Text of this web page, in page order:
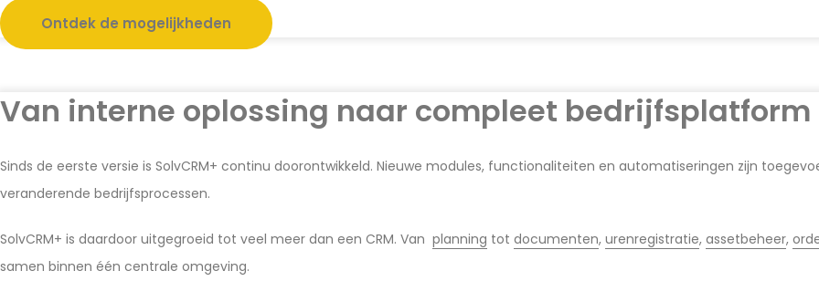
Ontdek de mogelijkheden
Van interne oplossing naar compleet bedrijfsplatform
Sinds de eerste versie is SolvCRM+ continu doorontwikkeld. Nieuwe modules, functionaliteiten en automatiseringen zijn
veranderende bedrijfsprocessen.
SolvCRM+ is daardoor uitgegroeid tot veel meer dan een CRM. Van planning tot documenten, urenregistratie, assetbeheer,
samen binnen één centrale omgeving.